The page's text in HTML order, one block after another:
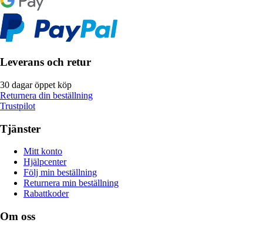
Leverans och retur
30 dagar öppet köp
Returnera din beställning
Trustpilot
Tjänster
Mitt konto
Hjälpcenter
Följ min beställning
Returnera min beställning
Rabattkoder
Om oss